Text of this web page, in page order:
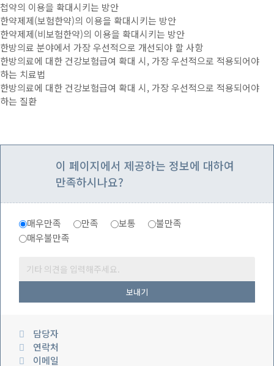
첩약의 이용을 확대시키는 방안
한약제제(보험한약)의 이용을 확대시키는 방안
한약제제(비보험한약)의 이용을 확대시키는 방안
한방의료 분야에서 가장 우선적으로 개선되야 할 사항
한방의료에 대한 건강보험급여 확대 시, 가장 우선적으로 적용되어야
하는 치료법
한방의료에 대한 건강보험급여 확대 시, 가장 우선적으로 적용되어야
하는 질환
이 페이지에서 제공하는 정보에 대하여
만족하시나요?
매우만족 만족 보통
불만족
매우불만족
보내기
담당자
연락처
이메일